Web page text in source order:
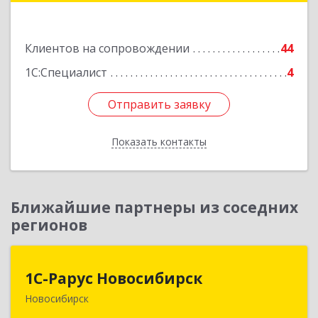
Клиентов на сопровождении
44
1С:Специалист
4
Отправить заявку
Показать контакты
Отправить заявку
Назад
Ближайшие партнеры из соседних
регионов
1С-Рарус Новосибирск
Новосибирск
1С-Рарус Новосибирск
630015, Новосибирская обл, Новосибирск г,